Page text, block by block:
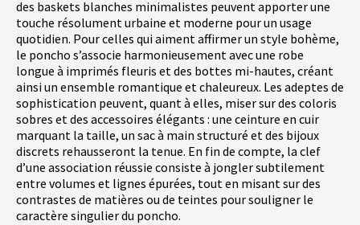
des baskets blanches minimalistes peuvent apporter une
touche résolument urbaine et moderne pour un usage
quotidien. Pour celles qui aiment affirmer un style bohème,
le poncho s’associe harmonieusement avec une robe
longue à imprimés fleuris et des bottes mi-hautes, créant
ainsi un ensemble romantique et chaleureux. Les adeptes de
sophistication peuvent, quant à elles, miser sur des coloris
sobres et des accessoires élégants : une ceinture en cuir
marquant la taille, un sac à main structuré et des bijoux
discrets rehausseront la tenue. En fin de compte, la clef
d’une association réussie consiste à jongler subtilement
entre volumes et lignes épurées, tout en misant sur des
contrastes de matières ou de teintes pour souligner le
caractère singulier du poncho.